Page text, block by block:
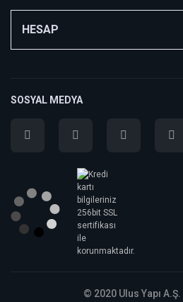
HESAP
SOSYAL MEDYA
© 2020 Ulus Yapı A.Ş. |